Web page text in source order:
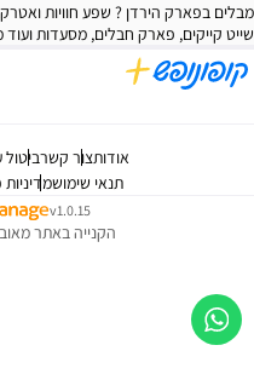
מבלים בפארק הירדן ? שפע חוויות
שייט קייקים, פארק חבלים, מסעדות ועוד
אודותצור קשר
תנאי שימוש
v1.0.15
הקנייה באתר